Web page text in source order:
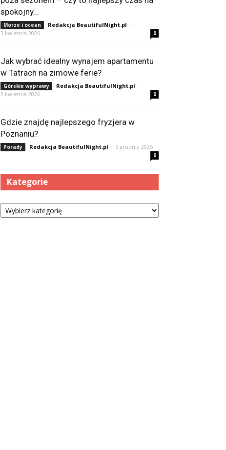
spokojny...
Morze i ocean Redakcja BeautifulNight.pl -
3 kwietnia 2026
0
Jak wybrać idealny wynajem apartamentu
w Tatrach na zimowe ferie?
Górskie wyprawy Redakcja BeautifulNight.pl -
2 kwietnia 2026
0
Gdzie znajdę najlepszego fryzjera w
Poznaniu?
Porady Redakcja BeautifulNight.pl - 5 grudnia 2025
0
Kategorie
Kategorie